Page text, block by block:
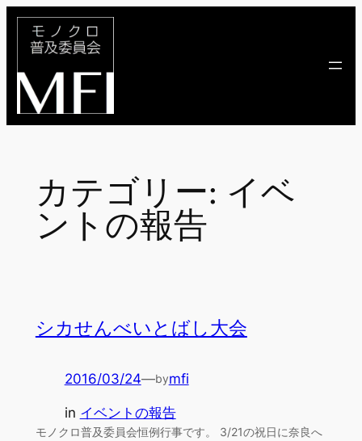
内
ッ
カテゴリー: イベ
ントの報告
シカせんべいとばし大会
2016/03/24—bymfi
in イベントの報告
モノクロ普及委員会恒例行事です。 3/21の祝日に奈良へ